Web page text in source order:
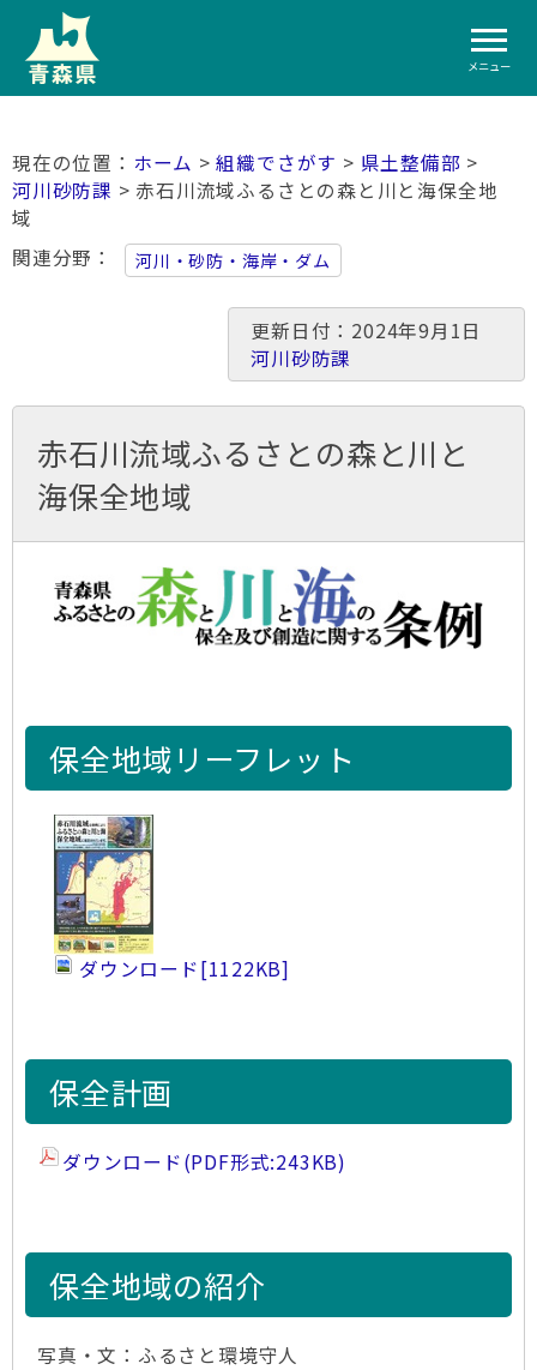
メニュー
ホーム >組織でさがす > 県土整備部 >
河川砂防課 > 赤石川流域ふるさとの森と川と海保全地
域
関連分野
河川・砂防・海岸・ダム
更新日付：2024年9月1日
河川砂防課
赤石川流域ふるさとの森と川と
海保全地域
保全地域リーフレット
ダウンロード[1122KB]
保全計画
ダウンロード(PDF形式:243KB)
保全地域の紹介
写真・文：ふるさと環境守人